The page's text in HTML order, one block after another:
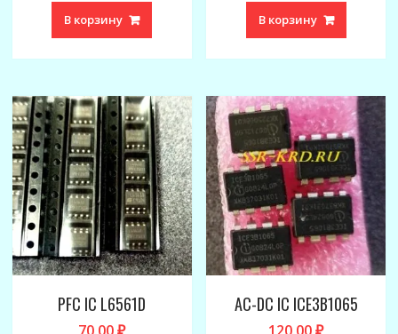
В корзину В корзину
PFC IC L6561D AC-DC IC ICE3B1065